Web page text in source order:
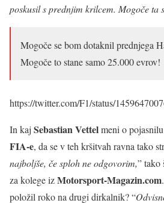
poskusil s prednjim krilcem. Mogoče ta
Mogoče se bom dotaknil prednjega
Mogoče to stane samo 25.000 evrov!
https://twitter.com/F1/status/
In kaj Sebastian Vettelmeni o
FIA-e, da se v teh kršitvah ravna tako
najboljše, če sploh ne odgovorim,” tako
za kolege izMotorsport-Magazin.com
položil roko na drugi dirkalnik? “